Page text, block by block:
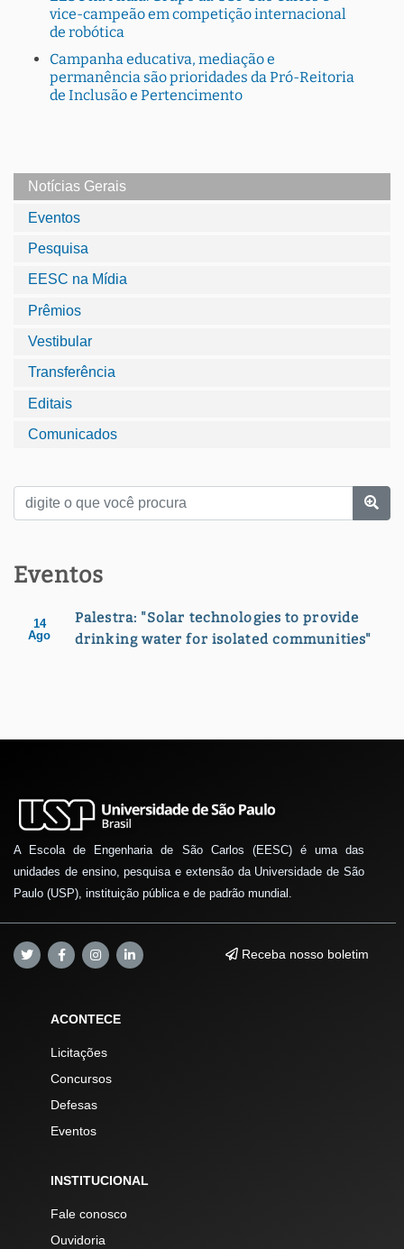
vice-campeão em competição internacional
de robótica
Campanha educativa, mediação e
permanência são prioridades da Pró-Reitoria
de Inclusão e Pertencimento
Notícias Gerais
Eventos
Pesquisa
EESC na Mídia
Prêmios
Vestibular
Transferência
Editais
Comunicados
Eventos
14
Ago
Palestra: "Solar technologies to provide
drinking water for isolated communities"
A Escola de Engenharia de São Carlos (EESC) é uma das
unidades de ensino, pesquisa e extensão da Universidade de São
Paulo (USP), instituição pública e de padrão mundial.
Receba nosso boletim
ACONTECE
Licitações
Concursos
Defesas
Eventos
INSTITUCIONAL
Fale conosco
Ouvidoria